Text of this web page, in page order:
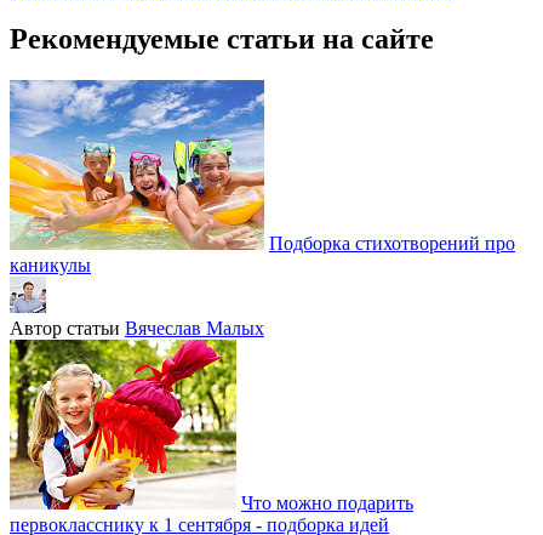
Рекомендуемые статьи на сайте
Подборка стихотворений про
каникулы
Автор статьи Вячеслав Малых
Что можно подарить
первокласснику к 1 сентября - подборка идей